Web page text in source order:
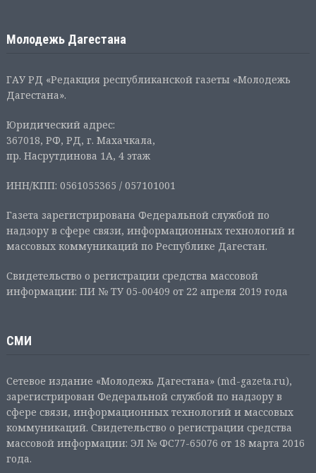
Молодежь Дагестана
ГАУ РД «Редакция республиканской газеты «Молодежь
Дагестана».
Юридический адрес:
367018, РФ, РД, г. Махачкала,
пр. Насрутдинова 1А, 4 этаж
ИНН/КПП: 0561055365 / 057101001
Газета зарегистрирована Федеральной службой по
надзору в сфере связи, информационных технологий и
массовых коммуникаций по Республике Дагестан.
Свидетельство о регистрации средства массовой
информации: ПИ № ТУ 05-00409 от 22 апреля 2019 года
СМИ
Сетевое издание «Молодежь Дагестана» (md-gazeta.ru),
зарегистрирован Федеральной службой по надзору в
сфере связи, информационных технологий и массовых
коммуникаций. Свидетельство о регистрации средства
массовой информации: ЭЛ № ФС77-65076 от 18 марта 2016
года.